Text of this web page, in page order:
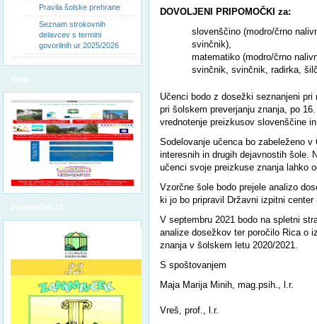
Pravila šolske prehrane
Seznam strokovnih
delavcev s termini
govorilnih ur 2025/2026
Vizija
Zanimivček 32
DOVOLJENI PRIPOMOČKI za:
slovenščino (modro/črno
svinčnik),
matematiko (modro/črno
svinčnik, svinčnik, radirka,
Učenci bodo z dosežki seznanjeni
pri šolskem preverjanju znanja, po
vrednotenje preizkusov slovenščine
Sodelovanje učenca bo zabeleženo
interesnih in drugih dejavnostih šole.
učenci svoje preizkuse znanja lahko
Vzorčne šole bodo prejele analizo
ki jo bo pripravil Državni izpitni center
V septembru 2021 bodo na spletni
analize dosežkov ter poročilo Rica o
znanja v šolskem letu 2020/2021.
S spoštovanjem
Maja Marija Minih, mag.psih., l.r.
Vreš, prof., l.r.